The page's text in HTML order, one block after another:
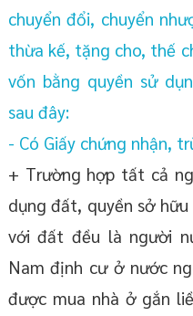
chuyển đổi, chuyển
thừa kế, tặng cho, thế
vốn bằng quyền sử
sau đây:
- Có Giấy chứng nhận,
+ Trường hợp tất cả
dụng đất, quyền sở
với đất đều là người
Nam định cư ở nước
được mua nhà ở gắn